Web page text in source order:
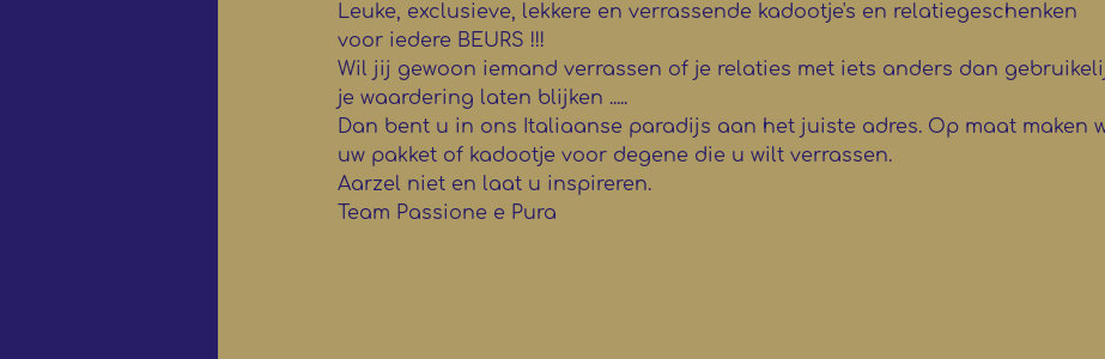
Leuke, exclusieve, lekkere en verrassende kadootje's en relatiegeschenken
voor iedere BEURS !!!
Wil jij gewoon iemand verrassen of je relaties met iets anders dan
je waardering laten blijken .....
Dan bent u in ons Italiaanse paradijs aan het juiste adres. Op maat maken
uw pakket of kadootje voor degene die u wilt verrassen.
Aarzel niet en laat u inspireren.
Team Passione e Pura